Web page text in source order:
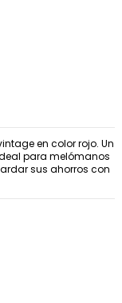
en color rojo. Un
para melómanos
sus ahorros con